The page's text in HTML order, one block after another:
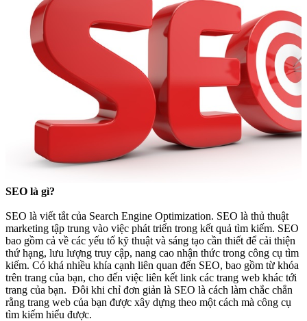
SEO là gì?
SEO là viết tắt của Search Engine Optimization. SEO là thủ thuật
marketing tập trung vào việc phát triển trong kết quả tìm kiếm. SEO
bao gồm cả về các yếu tố kỹ thuật và sáng tạo cần thiết để cải thiện
thứ hạng, lưu lượng truy cập, nang cao nhận thức trong công cụ tìm
kiếm. Có khá nhiều khía cạnh liên quan đến SEO, bao gồm từ khóa
trên trang của bạn, cho đến việc liên kết link các trang web khác tới
trang của bạn. Đôi khi chỉ đơn giản là SEO là cách làm chắc chắn
rằng trang web của bạn được xây dựng theo một cách mà công cụ
tìm kiếm hiểu được.